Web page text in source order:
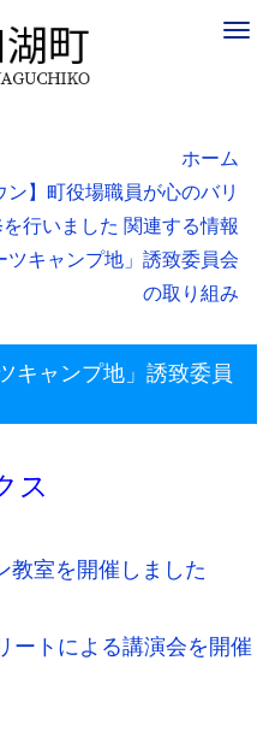
ホーム
ン】町役場職員が心のバリ
行いました 関連する情報
ツキャンプ地」誘致委員会
の取り組み
キャンプ地」誘致委員
ス
教室を開催しました
トによる講演会を開催